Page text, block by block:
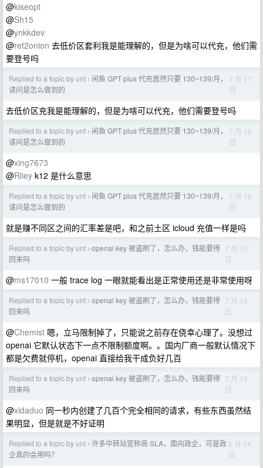
@kiseopt
@Sh15
@ynkkdev
@ret2onion 去低价区套利我是能理解的，但是为啥可以代充，他们需
要登号吗
Replied to a topic by unt › 闲鱼 GPT plus 代充居然只要 130~139/月，
请问是怎么做到的
7 月 17
日
去低价区充我是能理解的，但是为啥可以代充，他们需要登号吗
Replied to a topic by unt › 闲鱼 GPT plus 代充居然只要 130~139/月，
请问是怎么做到的
7 月 16
日
@xing7673
@Rliey k12 是什么意思
Replied to a topic by unt › 闲鱼 GPT plus 代充居然只要 130~139/月，
请问是怎么做到的
7 月 16
日
就是赚不同区之间的汇率差是吧，和之前土区 icloud 充值一样是吗
Replied to a topic by unt › openai key 被盗刷了，怎么办，钱能要得
回来吗
7 月 15
日
@ms17010 一般 trace log 一眼就能看出是正常使用还是非常使用呀
Replied to a topic by unt › openai key 被盗刷了，怎么办，钱能要得
回来吗
7 月 15
日
@Chemist 嗯，立马限制掉了，只能说之前存在侥幸心理了。没想过
openai 它默认状态下一点不限制额度啊。。国内厂商一般默认情况下
都是欠费就停机，openai 直接给我干成负好几百
Replied to a topic by unt › openai key 被盗刷了，怎么办，钱能要得
回来吗
7 月 15
日
@xidaduo 同一秒内创建了几百个完全相同的请求，有些东西虽然结
果明显，但是就是不好证明
Replied to a topic by unt › 许多中转站宣称高 SLA，面向政企，可是政
企真的会用吗？
6 月 14
日